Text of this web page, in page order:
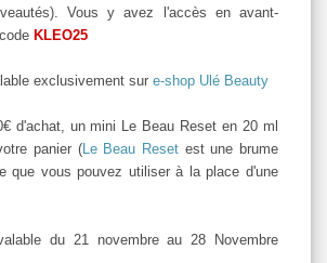
Vous y avez l'accès en avant-
KLEO25
exclusivement sur e-shop Ulé Beauty
d'achat, un mini Le Beau Reset en 20 ml
panier (Le Beau Resetest une brume
que vous pouvez utiliser à la place d'une
du 21 novembre au 28 Novembre